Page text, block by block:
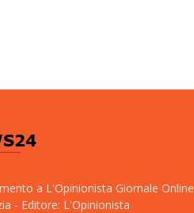
a L'Opinionista Giornale Online
- Editore: L'Opinionista